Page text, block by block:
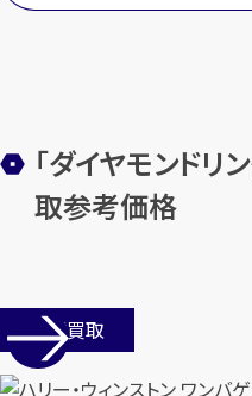
1
【総合受付】
「ダイヤモンドリ
取参考価格
店舗買取